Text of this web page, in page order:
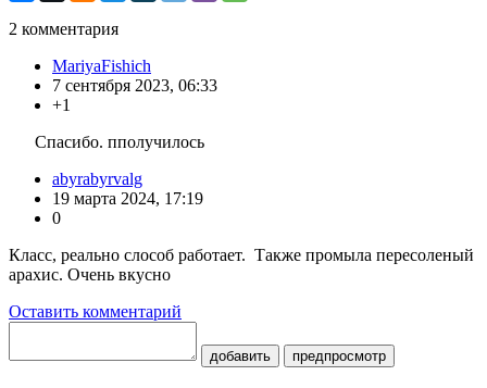
2 комментария
MariyaFishich
7 сентября 2023, 06:33
+1
Спасибо. пполучилось
abyrabyrvalg
19 марта 2024, 17:19
0
Класс, реально слособ работает. Также промыла пересоленый
арахис. Очень вкусно
Оставить комментарий
добавить предпросмотр